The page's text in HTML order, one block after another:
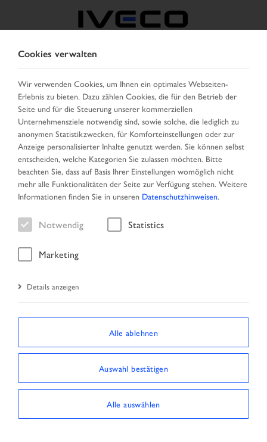
ÖSTERREICH
LAND AUSWÄHLEN SPRACHE ÄNDERN
Toggle
navigation
MENU
EUROCARGO: IN JEDER STADT WILLKOMMEN.
Eurocargoist das perfekte Fahrzeug für den
Verteilerverkehr, den Kommunaleinsatz
und alle sonstigen Aufgaben in Stadtzentren. Dank
kompakten Fahrerhauses(2,2 Meter), des
Cookies verwalten
Wir verwenden Cookies, um Ihnen ein optimales Webseiten-
Erlebnis zu bieten. Dazu zählen Cookies, die für den Betrieb der
Seite und für die Steuerung unserer kommerziellen
Unternehmensziele notwendig sind, sowie solche, die lediglich zu
anonymen Statistikzwecken, für Komforteinstellungen oder zur
Anzeige personalisierter Inhalte genutzt werden. Sie können selbst
entscheiden, welche Kategorien Sie zulassen möchten. Bitte
beachten Sie, dass auf Basis Ihrer Einstellungen womöglich nicht
mehr alle Funktionalitäten der Seite zur Verfügung stehen. Weitere
Informationen finden Sie in unseren Datenschutzhinweisen.
Notwendig Statistics
Marketing
Details anzeigen
Alle ablehnen
Auswahl bestätigen
Alle auswählen